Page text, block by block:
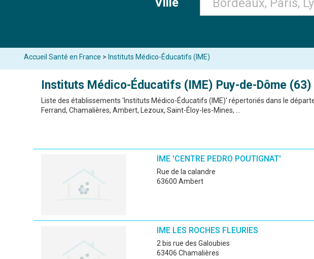
Accueil Santé en France > Instituts Médico-Éducatifs (IME)
Instituts Médico-Éducatifs (IME) Puy-de-Dôme (63)
Liste des établissements 'Instituts Médico-Éducatifs (IME)' répertoriés dans le
Ferrand, Chamalières, Ambert, Lezoux, Saint-Éloy-les-Mines, ...
IME 'CENTRE PEDRO POUTIGNAT'
rue de la calandre
63600 Ambert
IME LES ROCHES FLEURIES
2 bis rue des Galoubies
63406 Chamalières